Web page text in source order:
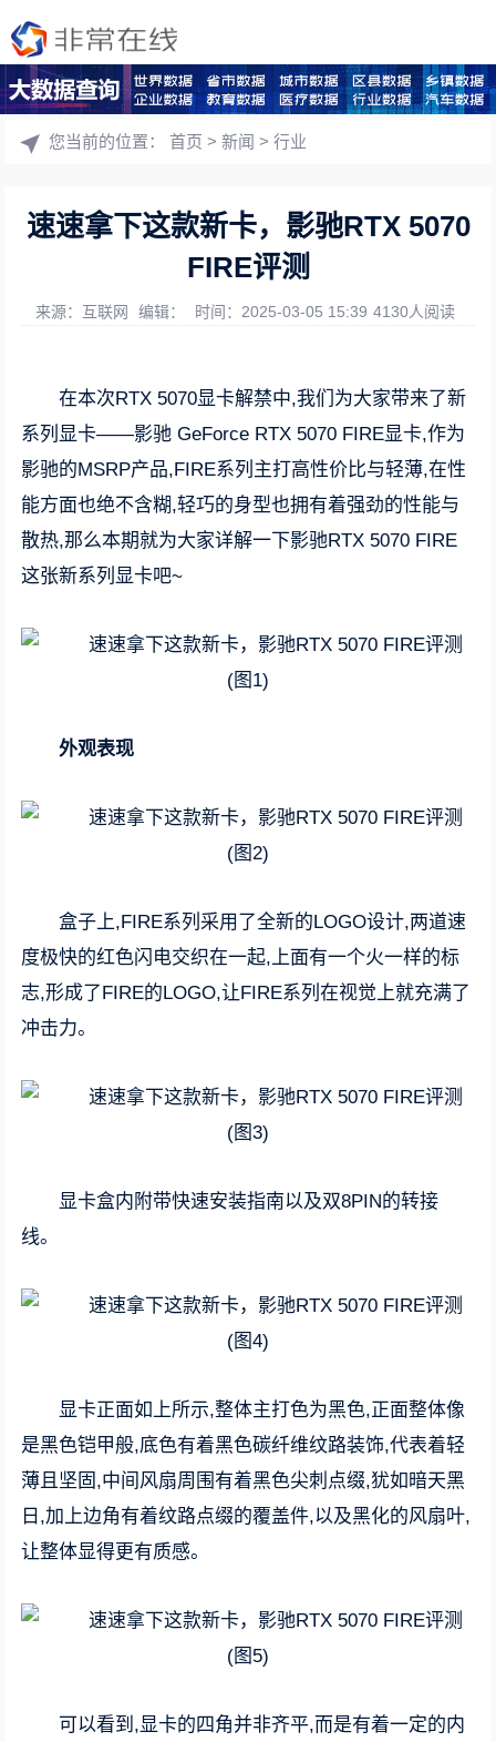
您当前的位置：首页 >新闻 >行业
速速拿下这款新卡，影驰RTX 5070
FIRE评测
来源：互联网 编辑： 时间：2025-03-05 15:39 4130人阅读
在本次RTX 5070显卡解禁中,我们为大家带来了新
系列显卡——影驰 GeForce RTX 5070 FIRE显卡,作为
影驰的MSRP产品,FIRE系列主打高性价比与轻薄,在性
能方面也绝不含糊,轻巧的身型也拥有着强劲的性能与
散热,那么本期就为大家详解一下影驰RTX 5070 FIRE
这张新系列显卡吧~
外观表现
盒子上,FIRE系列采用了全新的LOGO设计,两道速
度极快的红色闪电交织在一起,上面有一个火一样的标
志,形成了FIRE的LOGO,让FIRE系列在视觉上就充满了
冲击力。
显卡盒内附带快速安装指南以及双8PIN的转接
线。
显卡正面如上所示,整体主打色为黑色,正面整体像
是黑色铠甲般,底色有着黑色碳纤维纹路装饰,代表着轻
薄且坚固,中间风扇周围有着黑色尖刺点缀,犹如暗天黑
日,加上边角有着纹路点缀的覆盖件,以及黑化的风扇叶,
让整体显得更有质感。
可以看到,显卡的四角并非齐平,而是有着一定的内